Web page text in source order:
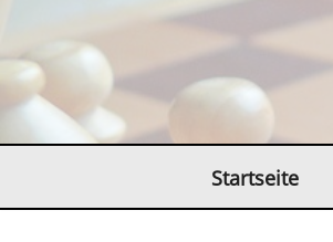
Zum
Inhalt
springen
Startseite